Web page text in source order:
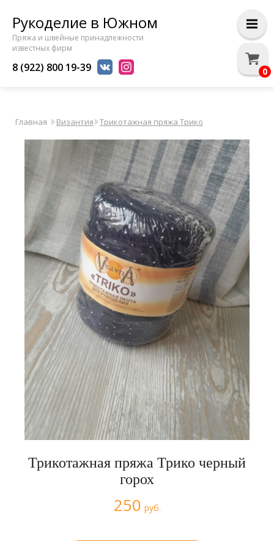
Рукоделие в Южном
Пряжа и швейные принадлежности
известных фирм
8 (922) 800 19-39
Главная Византия Трикотажная пряжа Трико
Трикотажная пряжа Трико черный
горох
250 руб.
0